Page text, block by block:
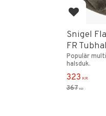
Add to
Snigel
FR
Populär
halsduk.
323 KR
367KR